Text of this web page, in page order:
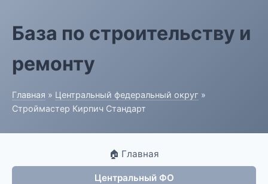
База по строительству и
ремонту
Главная » Центральный федеральный округ »
Строймастер Кирпич Стандарт
🏠 Главная
Центральный ФО